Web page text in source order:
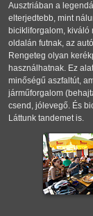
Ausztriában a
elterjedtebb, mint
bicikliforgalom, kiváló
oldalán futnak, az
Rengeteg olyan
használhatnak. Ez
minőségű aszfaltút,
járműforgalom
csend, jólevegő. És
Láttunk tandemet is.